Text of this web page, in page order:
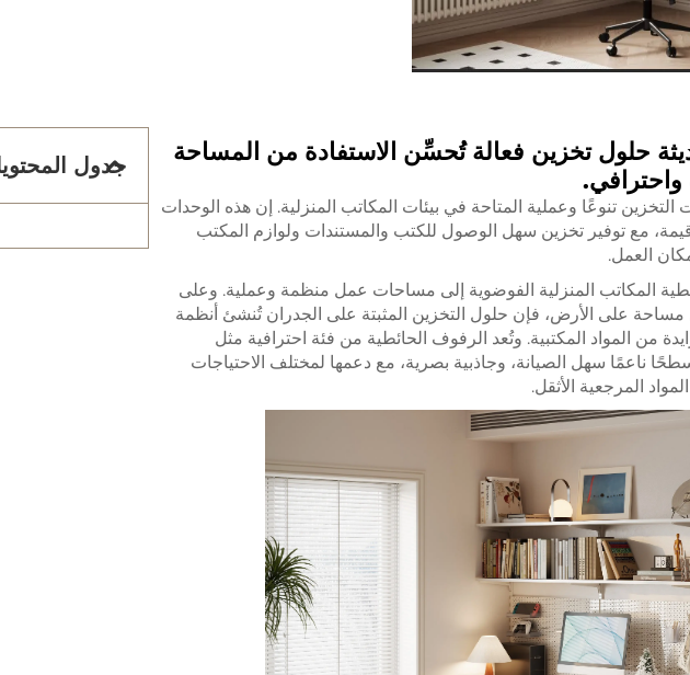
حلول تخزين فعالة تُحسِّن الاستفادة من المساحة
تنوعًا وعملية المتاحة في بيئات المكاتب المنزلية. إن هذه الوحدات
مع توفير تخزين سهل الوصول للكتب والمستندات ولوازم المكتب
العمل.
المكاتب المنزلية الفوضوية إلى مساحات عمل منظمة وعملية. وعلى
على الأرض، فإن حلول التخزين المثبتة على الجدران تُنشئ أنظمة
من المواد المكتبية. وتُعد الرفوف الحائطية من فئة احترافية مثل
ناعمًا سهل الصيانة، وجاذبية بصرية، مع دعمها لمختلف الاحتياجات
المرجعية الأثقل.
جدول